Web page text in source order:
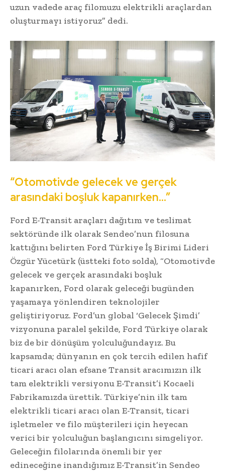
uzun vadede araç filomuzu elektrikli araçlardan
oluşturmayı istiyoruz” dedi.
“Otomotivde gelecek ve gerçek
arasındaki boşluk kapanırken…”
Ford E-Transit araçları dağıtım ve teslimat
sektöründe ilk olarak Sendeo’nun filosuna
kattığını belirten Ford Türkiye İş Birimi Lideri
Özgür Yücetürk (üstteki foto solda), “Otomotivde
gelecek ve gerçek arasındaki boşluk
kapanırken, Ford olarak geleceği bugünden
yaşamaya yönlendiren teknolojiler
geliştiriyoruz. Ford’un global ‘Gelecek Şimdi’
vizyonuna paralel şekilde, Ford Türkiye olarak
biz de bir dönüşüm yolculuğundayız. Bu
kapsamda; dünyanın en çok tercih edilen hafif
ticari aracı olan efsane Transit aracımızın ilk
tam elektrikli versiyonu E-Transit’i Kocaeli
Fabrikamızda ürettik. Türkiye’nin ilk tam
elektrikli ticari aracı olan E-Transit, ticari
işletmeler ve filo müşterileri için heyecan
verici bir yolculuğun başlangıcını simgeliyor.
Geleceğin filolarında önemli bir yer
edineceğine inandığımız E-Transit’in Sendeo